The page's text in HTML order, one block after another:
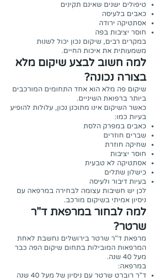
טיפולים ישנים שאינם תקינים
כאבים בלעיסה
אסתטיקה ירודה
חוסר יציבות בפה
במקרים רבים, שיקום נכון יכול לשנות
משמעותית את איכות החיים.
למה חשוב לבצע שיקום מלא
בצורה נכונה?
שיקום פה מלא הוא אחד התחומים המורכבים
ביותר ברפואת השיניים.
כאשר השיקום אינו מתוכנן נכון, עלולות להופיע
בעיות כמו:
כאבים במפרק הלסת
שברים חוזרים
שחיקה חוזרת
חוסר יציבות
אסתטיקה לא טבעית
כישלון שתלים
בעיות דיבור ולעיסה
לכן יש חשיבות עצומה לבחירה במרפאה עם
ניסיון אמיתי בשיקום מורכב.
למה לבחור במרפאת ד"ר
שרטר?
מרפאת ד"ר שרטר בירושלים נחשבת לאחת
המרפאות המובילות בתחום שיקום הפה כבר
מעל 40 שנה.
במרפאה:
ד"ר רוברט שרטר עם ניסיון של מעל 40 שנה